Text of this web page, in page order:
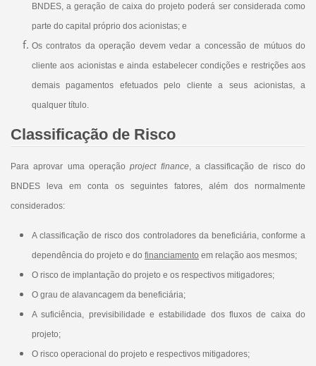
BNDES, a geração de caixa do projeto poderá ser considerada como
parte do capital próprio dos acionistas; e
Os contratos da operação devem vedar a concessão de mútuos do
cliente aos acionistas e ainda estabelecer condições e restrições aos
demais pagamentos efetuados pelo cliente a seus acionistas, a
qualquer título.
Classificação de Risco
Para aprovar uma operaçãoproject finance, a classificação de risco do
BNDES leva em conta os seguintes fatores, além dos normalmente
considerados:
A classificação de risco dos controladores da beneficiária, conforme a
dependência do projeto e do financiamento em relação aos mesmos;
O risco de implantação do projeto e os respectivos mitigadores;
O grau de alavancagem da beneficiária;
A suficiência, previsibilidade e estabilidade dos fluxos de caixa do
projeto;
O risco operacional do projeto e respectivos mitigadores;